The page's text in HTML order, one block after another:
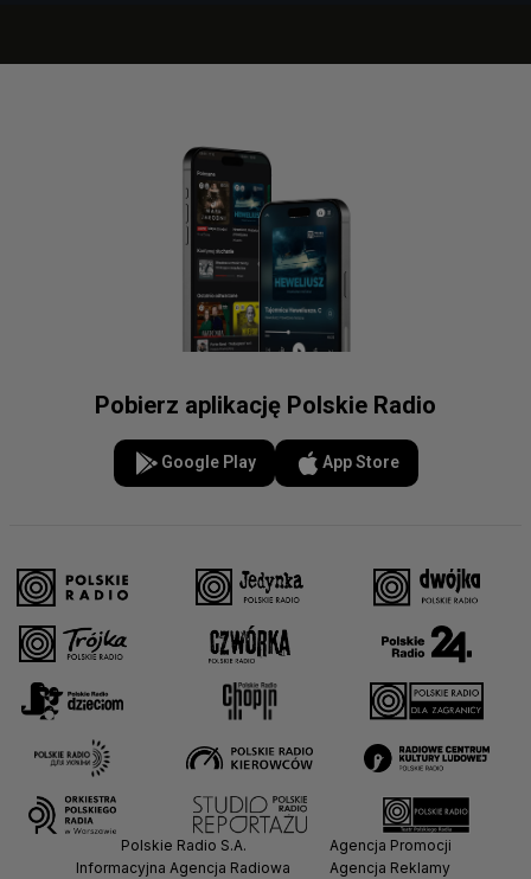
Pobierz aplikację Polskie Radio
Google Play App Store
Polskie Radio S.A.
Informacyjna Agencja Radiowa
Agencja Promocji
Agencja Reklamy